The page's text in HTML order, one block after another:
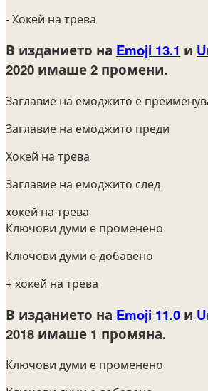
- Хокей на трева
В изданието на Emoji 13.1 и
2020 имаше 2 промени.
Заглавие на емоджито е
Заглавие на емоджито преди
Хокей на трева
Заглавие на емоджито след
хокей на трева
Ключови думи е променено
Ключови думи е добавено
+ хокей на трева
В изданието на Emoji 11.0 и
2018 имаше 1 промяна.
Ключови думи е променено